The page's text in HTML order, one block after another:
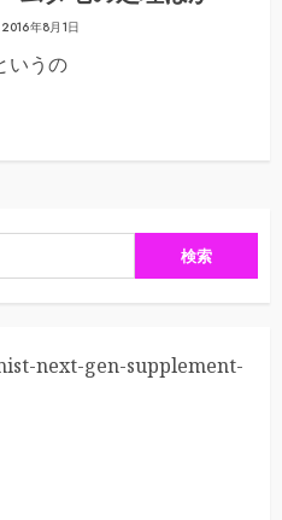
2016年8月1日
いうの
next-gen-supplement-